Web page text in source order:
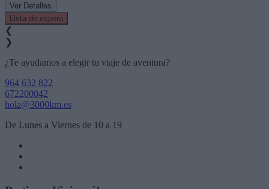
Ver Detalles
Lista de espera
❮
❯
¿Te ayudamos a elegir tu viaje de aventura?
964 632 822
672200042
hola@3000km.es
De Lunes a Viernes de 10 a 19